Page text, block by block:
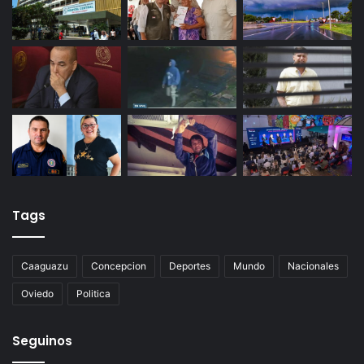
Tags
Caaguazu Concepcion Deportes Mundo Nacionales
Oviedo Politica
Seguinos